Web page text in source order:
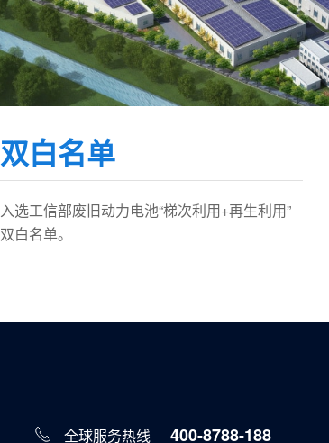
双白名单
入选工信部废旧动力电池“梯次利用+再生利用”
双白名单。
全球服务热线 400-8788-188